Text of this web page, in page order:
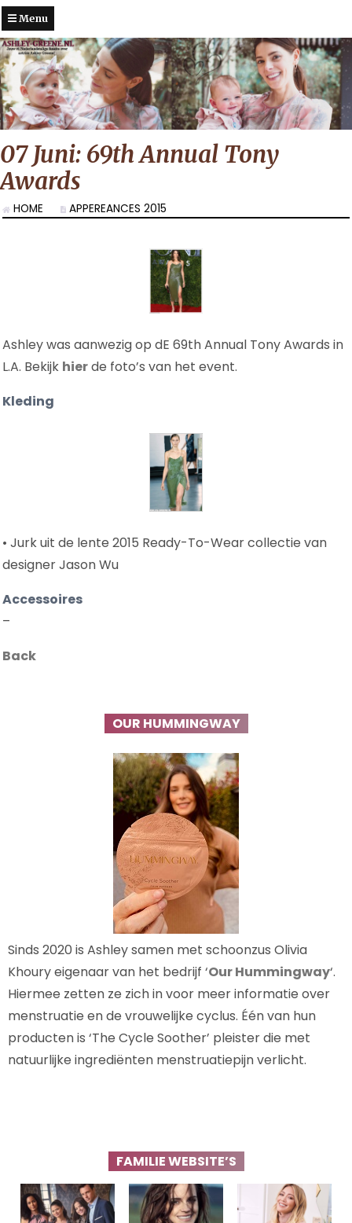
Menu
07 Juni: 69th Annual Tony
Awards
HOME APPEREANCES 2015
Ashley was aanwezig op dE 69th Annual Tony Awards in
L.A. Bekijk hierde foto’s van het event.
Kleding
• Jurk uit de lente 2015 Ready-To-Wear collectie van
designer Jason Wu
Accessoires
–
Back
OUR HUMMINGWAY
Sinds 2020 is Ashley samen met schoonzus Olivia
Khoury eigenaar van het bedrijf ‘Our Hummingway‘.
Hiermee zetten ze zich in voor meer informatie over
menstruatie en de vrouwelijke cyclus. Één van hun
producten is ‘The Cycle Soother’ pleister die met
natuurlijke ingrediënten menstruatiepijn verlicht.
FAMILIE WEBSITE’S